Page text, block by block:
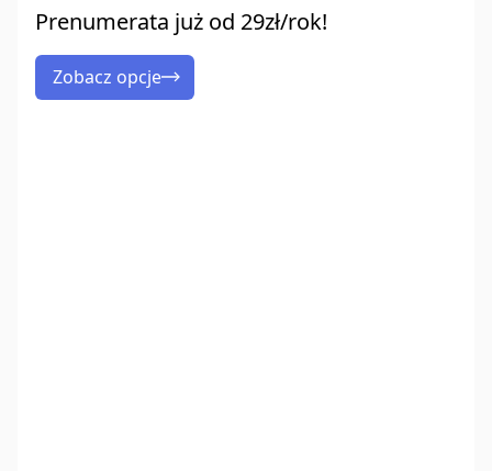
Prenumerata już od 29zł/rok!
Zobacz opcje